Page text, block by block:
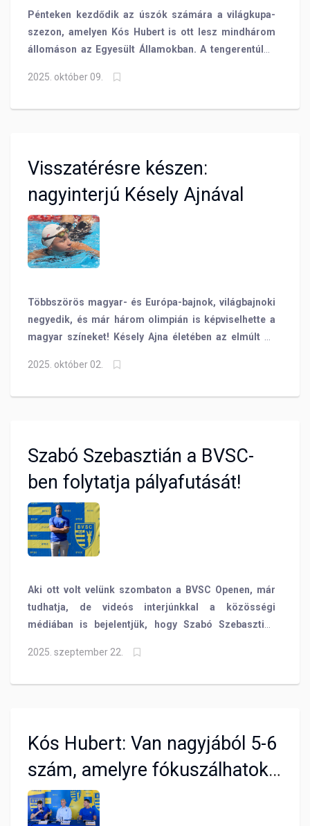
Pénteken kezdődik az úszók számára a világkupa-
szezon, amelyen Kós Hubert is ott lesz mindhárom
állomáson az Egyesült Államokban. A tengerentúlon
előtt beszélgettünk többek között arról, hogy mikor
2025. október 09.
Visszatérésre készen:
nagyinterjú Késely Ajnával
Többszörös magyar- és Európa-bajnok, világbajnoki
negyedik, és már három olimpián is képviselhette a
magyar színeket! Késely Ajna életében az elmúlt 10
első nagy verseny, amelyet kénytelen volt kihagyni
2025. október 02.
Szabó Szebasztián a BVSC-
ben folytatja pályafutását!
Aki ott volt velünk szombaton a BVSC Openen, már
tudhatja, de videós interjúnkkal a közösségi
médiában is bejelentjük, hogy Szabó Szebasztián
pályafutását! A kiváló sprinter céljairól, az összes 50-
2025. szeptember 22.
Kós Hubert: Van nagyjából 5-6
szám, amelyre fókuszálhatok
a jövőben